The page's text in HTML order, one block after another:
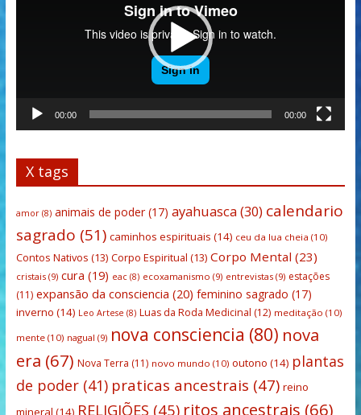
00:00 00:00
X tags
amor(8) animais de poder(17) ayahuasca(30) calendario
sagrado (51) caminhos espirituais (14) ceu da lua cheia (10)
Contos Nativos (13) Corpo Espiritual (13) Corpo Mental (23)
cristais(9) cura (19) eac(8) ecoxamanismo (9) entrevistas(9) estações
(11) expansão da consciencia (20) feminino sagrado (17)
inverno (14) Leo Artese (8) Luas da Roda Medicinal (12) meditação (10)
mente(10) nagual (9) nova consciencia (80) nova
era (67) Nova Terra (11) novo mundo (10) outono (14) plantas
de poder(41) praticas ancestrais (47) reino
mineral (14) RELIGIÕES (45) ritos ancestrais (66)